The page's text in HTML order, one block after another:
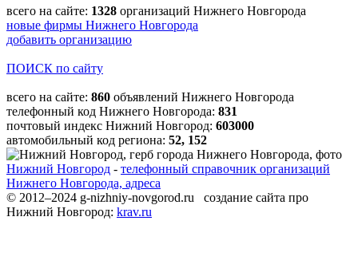
всего на сайте: 1328 организаций Нижнего Новгорода
новые фирмы Нижнего Новгорода
добавить организацию
ПОИСК по сайту
всего на сайте: 860 объявлений Нижнего Новгорода
телефонный код Нижнего Новгорода: 831
почтовый индекс Нижний Новгород: 603000
автомобильный код региона: 52, 152
Нижний Новгород - телефонный справочник организаций
Нижнего Новгорода, адреса
© 2012–2024 g-nizhniy-novgorod.ru создание сайта про
Нижний Новгород: krav.ru